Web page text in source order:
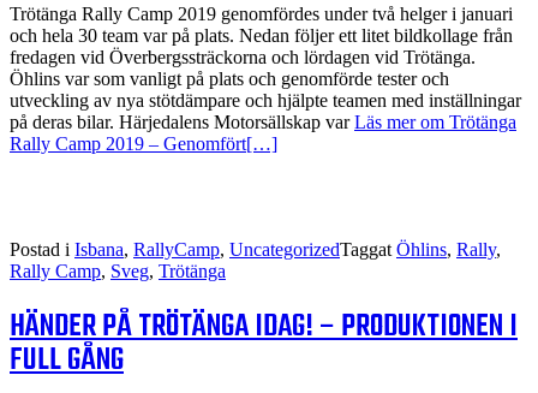
Trötänga Rally Camp 2019 genomfördes under två helger i januari
och hela 30 team var på plats. Nedan följer ett litet bildkollage från
fredagen vid Överbergssträckorna och lördagen vid Trötänga.
Öhlins var som vanligt på plats och genomförde tester och
utveckling av nya stötdämpare och hjälpte teamen med inställningar
på deras bilar. Härjedalens Motorsällskap varLäs mer om Trötänga
Rally Camp 2019 – Genomfört[…]
Postad i Isbana, RallyCamp, UncategorizedTaggat Öhlins, Rally,
Rally Camp, Sveg, Trötänga
HÄNDER PÅ TRÖTÄNGA IDAG! – PRODUKTIONEN I
FULL GÅNG